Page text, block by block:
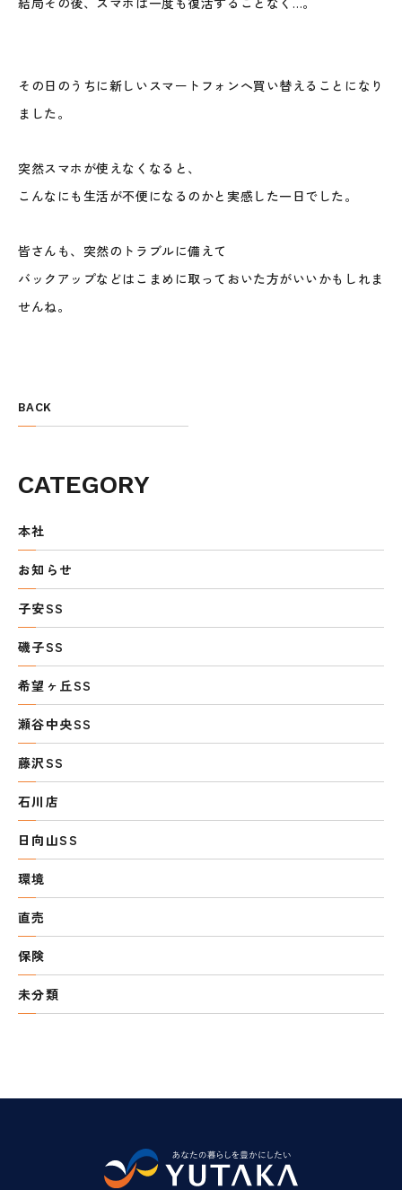
その日のうちに新しいスマートフォンへ買い替えることになり
ました。
突然スマホが使えなくなると、
こんなにも生活が不便になるのかと実感した一日でした。
皆さんも、突然のトラブルに備えて
バックアップなどはこまめに取っておいた方がいいかもしれま
せんね。
BACK
CATEGORY
本社
お知らせ
子安SS
磯子SS
希望ヶ丘SS
瀬谷中央SS
藤沢SS
石川店
日向山SS
環境
直売
保険
未分類